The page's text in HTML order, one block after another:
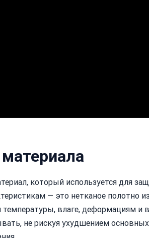
который используется для
— это нетканое полотно
влаге, деформациям и
не рискуя ухудшением